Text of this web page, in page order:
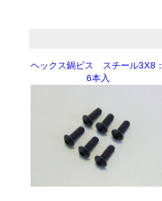
ヘックス鍋ビス スチール3X8：
6本入